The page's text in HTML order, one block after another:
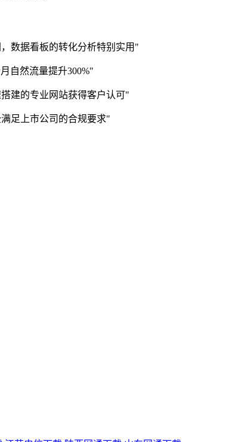
数据看板的转化分析特别实用"
自然流量提升300%"
建的专业网站获得客户认可"
足上市公司的合规要求"